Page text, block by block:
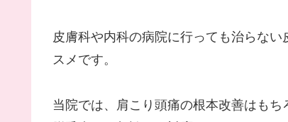
皮膚科や内科の病院に行っても治らな
スメです。
当院では、肩こり頭痛の根本改善はも